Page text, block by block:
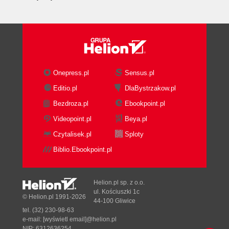
12. Rozkazy własne (143)
15. Biblioteki MTL (153)
15.1. Zakładanie bibliotek i korzystanie z
istniejących (154)
15.2. Zarzadzanie bibliotekami (154)
16. Programy pomocnicze (157)
16.1. "PLOT" program do obsługi plotera lub
16.1.2. Drukowanie korzystanie ze
sterowników Windows (160)
16.1.3. Menu Główne programu PLOT (160)
16.1.4. Instalacja drukarki lub plotera (165)
Onepress.pl
Sensus.pl
Editio.pl
DlaBystrzakow.pl
Bezdroza.pl
Ebookpoint.pl
Videopoint.pl
Beya.pl
Czytalisek.pl
Sploty
Biblio.Ebookpoint.pl
© Helion.pl 1991-2026
Helion.pl sp. z o.o.
ul. Kościuszki 1c
44-100 Gliwice
tel. (32) 230-98-63
e-mail: [wyświetl email]@helion.pl